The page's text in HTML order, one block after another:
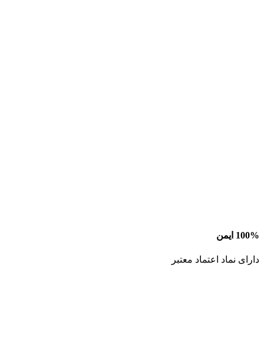
100% ایمن
دارای نماد اعتماد معتبر